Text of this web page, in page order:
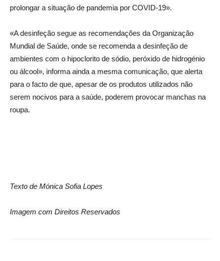
prolongar a situação de pandemia por COVID-19».
«A desinfeção segue as recomendações da Organização
Mundial de Saúde, onde se recomenda a desinfeção de
ambientes com o hipoclorito de sódio, peróxido de hidrogénio
ou álcool», informa ainda a mesma comunicação, que alerta
para o facto de que, apesar de os produtos utilizados não
serem nocivos para a saúde, poderem provocar manchas na
roupa.
Texto de Mónica Sofia Lopes
Imagem com Direitos Reservados